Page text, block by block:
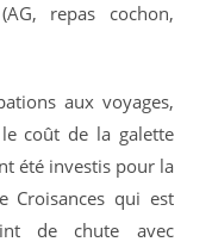
repas cochon,
aux voyages,
coût de la galette
été investis pour la
Croisances qui est
de chute avec